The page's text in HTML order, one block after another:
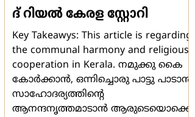
ദ് റിയല്‍ കേരള സ്റ്റോറി
Key Takeawys: This article is regarding
the communal harmony and religious
cooperation in Kerala. നമുക്കു കൈ
കോര്‍ക്കാന്‍, ഒന്നിച്ചൊരു പാട്ടു പാടാന്‍,
സാഹോദര്യത്തിന്‍റെ
ആനന്ദനൃത്തമാടാന്‍ ആരുടെയൊക്കെ